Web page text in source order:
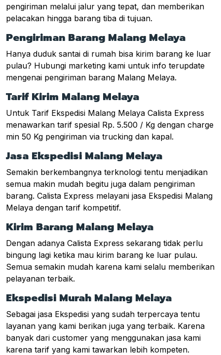
pengiriman melalui jalur yang tepat, dan memberikan
pelacakan hingga barang tiba di tujuan.
Pengiriman Barang Malang Melaya
Hanya duduk santai di rumah bisa kirim barang ke luar
pulau? Hubungi marketing kami untuk info terupdate
mengenai pengiriman barang Malang Melaya.
Tarif Kirim Malang Melaya
Untuk Tarif Ekspedisi Malang Melaya Calista Express
menawarkan tarif spesial Rp. 5.500 / Kg dengan charge
min 50 Kg pengiriman via trucking dan kapal.
Jasa Ekspedisi Malang Melaya
Semakin berkembangnya terknologi tentu menjadikan
semua makin mudah begitu juga dalam pengiriman
barang. Calista Express melayani jasa Ekspedisi Malang
Melaya dengan tarif kompetitif.
Kirim Barang Malang Melaya
Dengan adanya Calista Express sekarang tidak perlu
bingung lagi ketika mau kirim barang ke luar pulau.
Semua semakin mudah karena kami selalu memberikan
pelayanan terbaik.
Ekspedisi Murah Malang Melaya
Sebagai jasa Ekspedisi yang sudah terpercaya tentu
layanan yang kami berikan juga yang terbaik. Karena
banyak dari customer yang menggunakan jasa kami
karena tarif yang kami tawarkan lebih kompeten.